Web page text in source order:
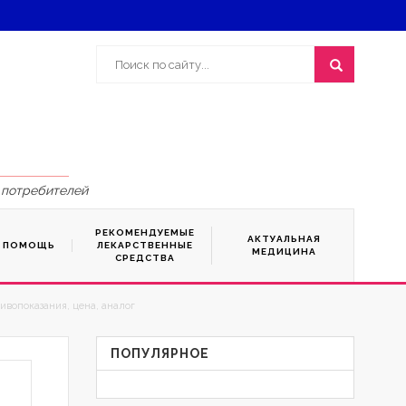
ПОМОЩЬ
РЕКОМЕНДУЕМЫЕ
ЛЕКАРСТВЕННЫЕ
СРЕДСТВА
АКТУАЛЬНАЯ
МЕДИЦИНА
цена, аналог
ПОПУЛЯРНОЕ